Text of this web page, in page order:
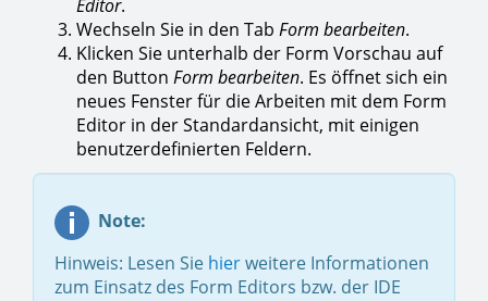
Editor.
Wechseln Sie in den Tab Form bearbeiten.
Klicken Sie unterhalb der Form Vorschau auf
den Button Form bearbeiten. Es öffnet sich ein
neues Fenster für die Arbeiten mit dem Form
Editor in der Standardansicht, mit einigen
benutzerdefinierten Feldern.
Note:
Hinweis: Lesen Sie hierweitere Informationen
zum Einsatz des Form Editors bzw. der IDE